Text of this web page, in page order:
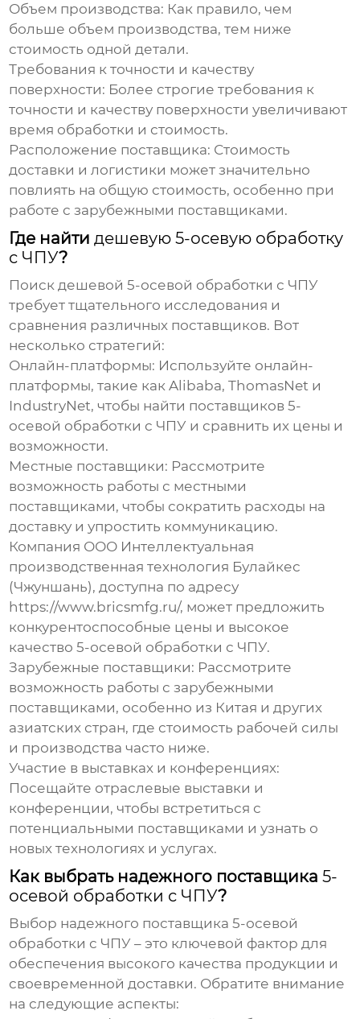
Объем производства: Как правило, чем
больше объем производства, тем ниже
стоимость одной детали.
Требования к точности и качеству
поверхности: Более строгие требования к
точности и качеству поверхности увеличивают
время обработки и стоимость.
Расположение поставщика: Стоимость
доставки и логистики может значительно
повлиять на общую стоимость, особенно при
работе с зарубежными поставщиками.
Где найтидешевую 5-осевую обработку
с ЧПУ?
Поискдешевой 5-осевой обработки с ЧПУ
требует тщательного исследования и
сравнения различных поставщиков. Вот
несколько стратегий:
Онлайн-платформы: Используйте онлайн-
платформы, такие как Alibaba, ThomasNet и
IndustryNet, чтобы найти поставщиков5-
осевой обработки с ЧПУ и сравнить их цены и
возможности.
Местные поставщики: Рассмотрите
возможность работы с местными
поставщиками, чтобы сократить расходы на
доставку и упростить коммуникацию.
Компания ООО Интеллектуальная
производственная технология Булайкес
(Чжуншань), доступна по адресу
https://www.bricsmfg.ru/, может предложить
конкурентоспособные цены и высокое
качество5-осевой обработки с ЧПУ.
Зарубежные поставщики: Рассмотрите
возможность работы с зарубежными
поставщиками, особенно из Китая и других
азиатских стран, где стоимость рабочей силы
и производства часто ниже.
Участие в выставках и конференциях:
Посещайте отраслевые выставки и
конференции, чтобы встретиться с
потенциальными поставщиками и узнать о
новых технологиях и услугах.
Как выбрать надежного поставщика5-
осевой обработки с ЧПУ?
Выбор надежного поставщика5-осевой
обработки с ЧПУ – это ключевой фактор для
обеспечения высокого качества продукции и
своевременной доставки. Обратите внимание
на следующие аспекты: